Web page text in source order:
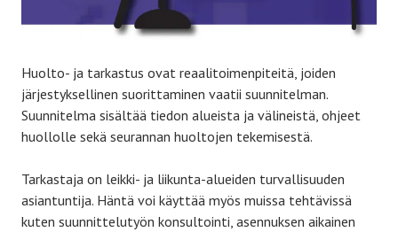
Huolto- ja tarkastus ovat reaalitoimenpiteitä, joiden
järjestyksellinen suorittaminen vaatii suunnitelman.
Suunnitelma sisältää tiedon alueista ja välineistä, ohjeet
huollolle sekä seurannan huoltojen tekemisestä.
Tarkastaja on leikki- ja liikunta-alueiden turvallisuuden
asiantuntija. Häntä voi käyttää myös muissa tehtävissä
kuten suunnittelutyön konsultointi, asennuksen aikainen